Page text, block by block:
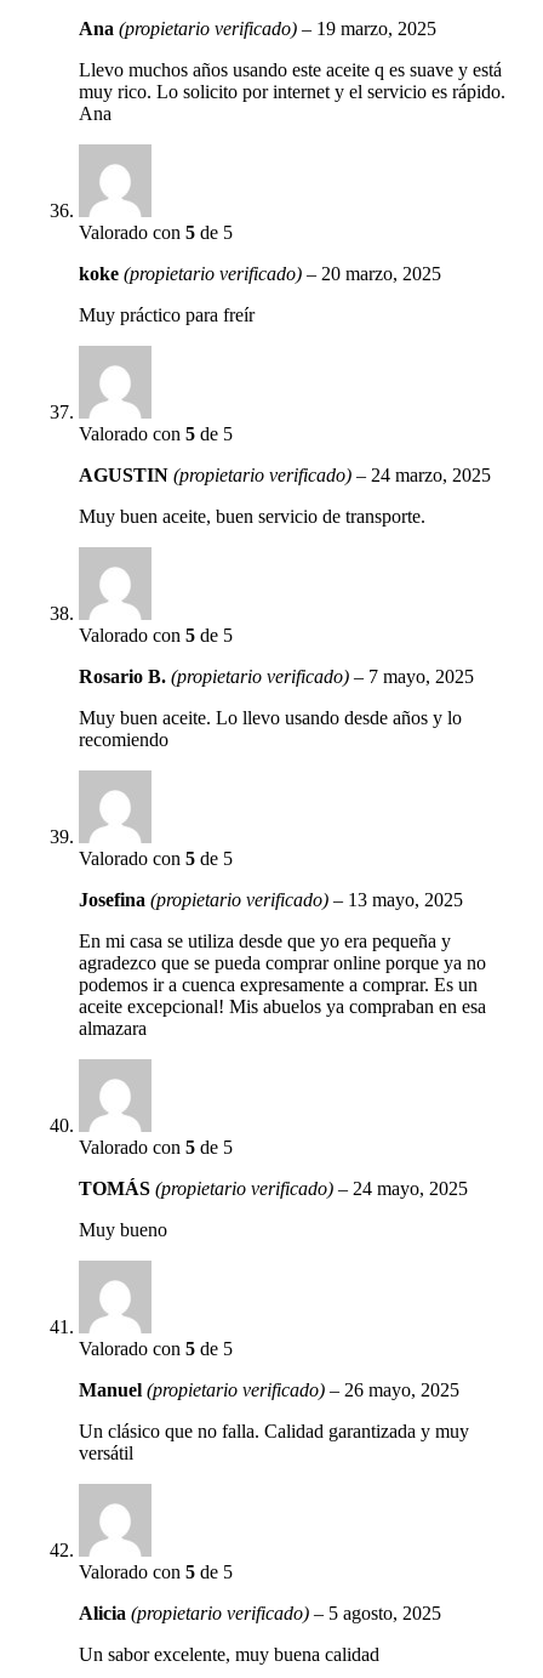
Ana(propietario verificado) – 19 marzo, 2025
Llevo muchos años usando este aceite q es suave y está
muy rico. Lo solicito por internet y el servicio es rápido.
Ana
Valorado con5 de 5
koke(propietario verificado) – 20 marzo, 2025
Muy práctico para freír
Valorado con5 de 5
AGUSTIN(propietario verificado) – 24 marzo, 2025
Muy buen aceite, buen servicio de transporte.
Valorado con5 de 5
Rosario B.(propietario verificado) – 7 mayo, 2025
Muy buen aceite. Lo llevo usando desde años y lo
recomiendo
Valorado con5 de 5
Josefina(propietario verificado) – 13 mayo, 2025
En mi casa se utiliza desde que yo era pequeña y
agradezco que se pueda comprar online porque ya no
podemos ir a cuenca expresamente a comprar. Es un
aceite excepcional! Mis abuelos ya compraban en esa
almazara
Valorado con5 de 5
TOMÁS(propietario verificado) – 24 mayo, 2025
Muy bueno
Valorado con5 de 5
Manuel(propietario verificado) – 26 mayo, 2025
Un clásico que no falla. Calidad garantizada y muy
versátil
Valorado con5 de 5
Alicia(propietario verificado) – 5 agosto, 2025
Un sabor excelente, muy buena calidad